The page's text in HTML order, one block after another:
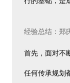
经验总结：郑
首先，面对不
任何传承规划